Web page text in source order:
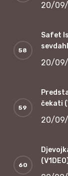
20/
Safet
20/
čekati
20/